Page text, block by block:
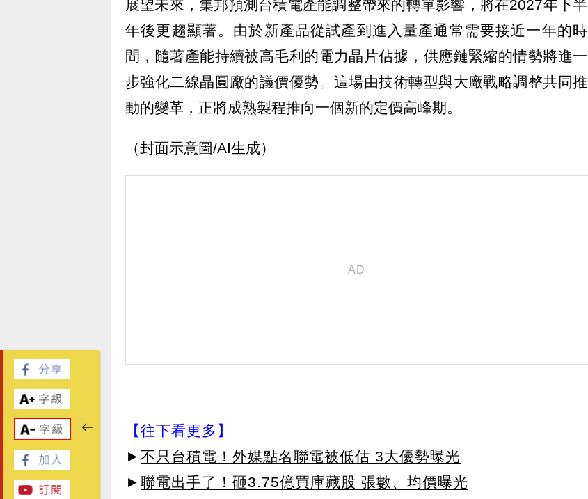
展望未來，集邦預測台積電產能調整帶來的轉單影響，將在2027年下半
年後更趨顯著。由於新產品從試產到進入量產通常需要接近一年的時
間，隨著產能持續被高毛利的電力晶片佔據，供應鏈緊縮的情勢將進一
步強化二線晶圓廠的議價優勢。這場由技術轉型與大廠戰略調整共同推
動的變革，正將成熟製程推向一個新的定價高峰期。
（封面示意圖/AI生成）
【往下看更多】
► 不只台積電！外媒點名聯電被低估 3大優勢曝光
► 聯電出手了！砸3.75億買庫藏股 張數、均價曝光